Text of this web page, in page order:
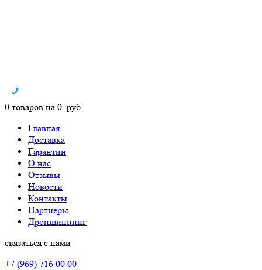
0 товаров на 0. руб.
Главная
Доставка
Гарантии
О нас
Отзывы
Новости
Контакты
Партнеры
Дропшиппинг
связаться с нами
+7 (969) 716 00 00